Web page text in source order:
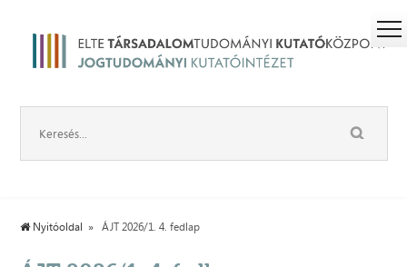
Nyitóoldal ÁJT 2026/1. 4. fedlap